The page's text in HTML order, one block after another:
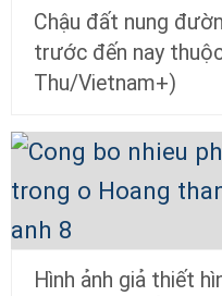
Chậu đất nung
trước đến nay
Thu/Vietnam+)
Hình ảnh giả thiết